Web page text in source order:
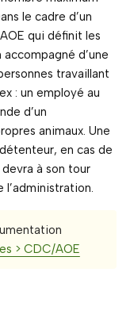
le cadre d’un
qui définit les
d’une
travaillant
: un employé au
d’un
animaux. Une
en cas de
à son tour
l’administration.
> CDC/AOE